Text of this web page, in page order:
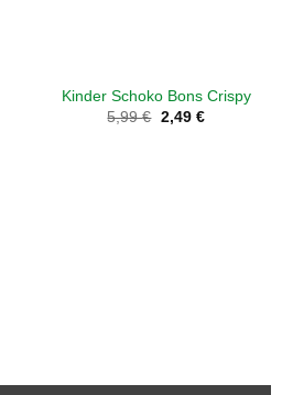
Kinder Schoko Bons Crispy
5,99€ Ursprünglicher
Preis
2,49 €Aktueller